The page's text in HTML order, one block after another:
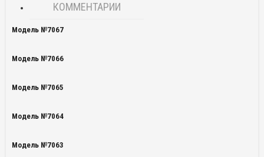
КОММЕНТАРИИ
Модель №7067
Модель №7066
Модель №7065
Модель №7064
Модель №7063